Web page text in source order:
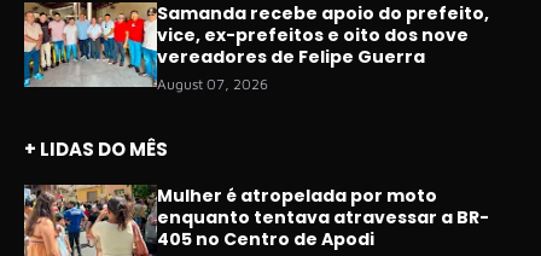
Samanda recebe apoio do prefeito,
vice, ex-prefeitos e oito dos nove
vereadores de Felipe Guerra
August 07, 2026
+ LIDAS DO MÊS
Mulher é atropelada por moto
enquanto tentava atravessar a BR-
405 no Centro de Apodi